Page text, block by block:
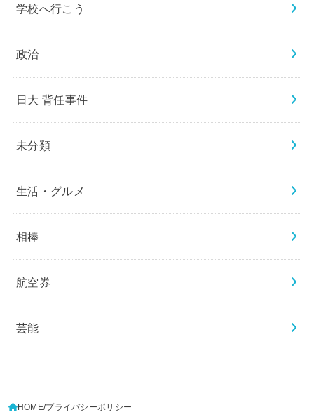
学校へ行こう
政治
日大 背任事件
未分類
生活・グルメ
相棒
航空券
芸能
HOME プライバシーポリシー